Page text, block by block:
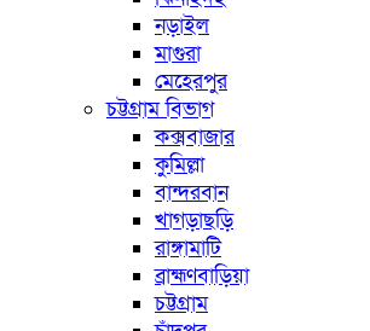
নড়াইল
মাগুরা
মেহেরপুর
চট্টগ্রাম বিভাগ
কক্সবাজার
কুমিল্লা
বান্দরবান
খাগড়াছড়ি
রাঙ্গামাটি
ব্রাহ্মণবাড়িয়া
চট্টগ্রাম